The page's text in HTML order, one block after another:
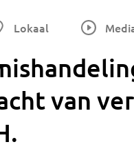
Lokaal
van